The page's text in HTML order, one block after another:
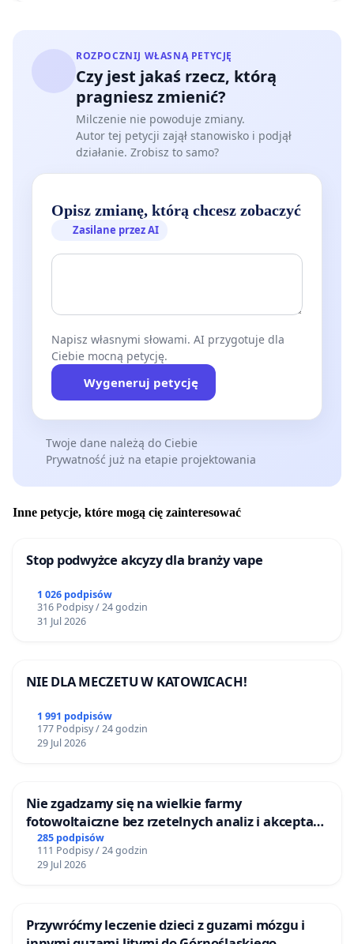
ROZPOCZNIJ WŁASNĄ PETYCJĘ
Czy jest jakaś rzecz, którą
pragniesz zmienić?
Milczenie nie powoduje zmiany.
Autor tej petycji zajął stanowisko i podjął
działanie. Zrobisz to samo?
Opisz zmianę, którą chcesz zobaczyć
Zasilane przez AI
Napisz własnymi słowami. AI przygotuje dla
Ciebie mocną petycję.
Wygeneruj petycję
Twoje dane należą do Ciebie
Prywatność już na etapie projektowania
Inne petycje, które mogą cię zainteresować
Stop podwyżce akcyzy dla branży vape
1 026 podpisów
316 Podpisy / 24 godzin
31 Jul 2026
NIE DLA MECZETU W KATOWICACH!
1 991 podpisów
177 Podpisy / 24 godzin
29 Jul 2026
Nie zgadzamy się na wielkie farmy
fotowoltaiczne bez rzetelnych analiz i akceptacji
mieszkańców
285 podpisów
111 Podpisy / 24 godzin
29 Jul 2026
Przywróćmy leczenie dzieci z guzami mózgu i